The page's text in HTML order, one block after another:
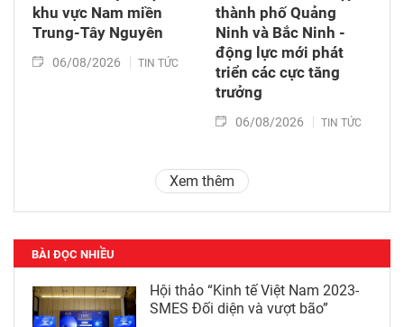
khu vực Nam miền
Trung-Tây Nguyên
06/08/2026 TIN TỨC
thành phố Quảng
Ninh và Bắc Ninh -
động lực mới phát
triển các cực tăng
trưởng
06/08/2026 TIN TỨC
Xem thêm
BÀI ĐỌC NHIỀU
Hội thảo “Kinh tế Việt Nam 2023-
SMES Đối diện và vượt bão”